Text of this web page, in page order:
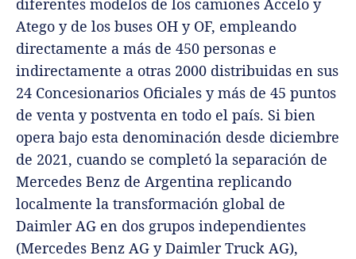
diferentes modelos de los camiones Accelo y
Atego y de los buses OH y OF, empleando
directamente a más de 450 personas e
indirectamente a otras 2000 distribuidas en sus
24 Concesionarios Oficiales y más de 45 puntos
de venta y postventa en todo el país. Si bien
opera bajo esta denominación desde diciembre
de 2021, cuando se completó la separación de
Mercedes Benz de Argentina replicando
localmente la transformación global de
Daimler AG en dos grupos independientes
(Mercedes Benz AG y Daimler Truck AG),